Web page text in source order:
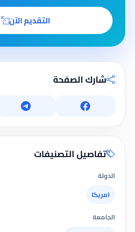
التقديم الآن
شارك الصفحة
تفاصيل التصنيفات
الدولة
امريكا
الجامعة